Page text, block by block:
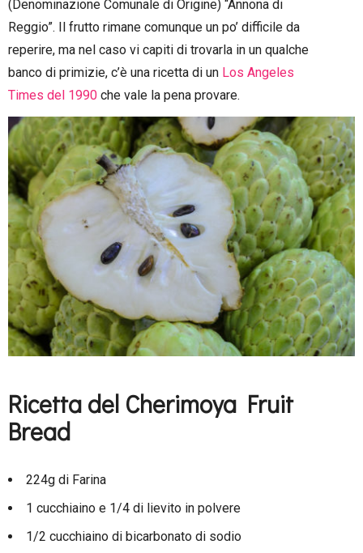
(Denominazione Comunale di Origine) “Annona di
Reggio”. Il frutto rimane comunque un po’ difficile da
reperire, ma nel caso vi capiti di trovarla in un qualche
banco di primizie, c’è una ricetta di un Los Angeles
Times del 1990 che vale la pena provare.
Ricetta del Cherimoya Fruit
Bread
224g di Farina
1 cucchiaino e 1/4 di lievito in polvere
1/2 cucchiaino di bicarbonato di sodio